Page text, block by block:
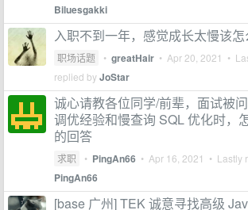
Biluesgakki
入职不到一年，感觉成长太慢该怎
职场话题 • greatHair • Apr 20, 2021 •
replied byJoStar
诚心请教各位同学/前辈，面试被
调优经验和慢查询 SQL 优化时，
的回答
求职 • PingAn66 • Apr 16, 2021 • Lastly
PingAn66
[base 广州] TEK 诚意寻找高级